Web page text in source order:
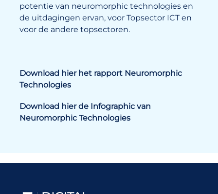
potentie van neuromorphic technologies en
de uitdagingen ervan, voor Topsector ICT en
voor de andere topsectoren.
Download hier het rapport Neuromorphic
Technologies
Download hier de Infographic van
Neuromorphic Technologies